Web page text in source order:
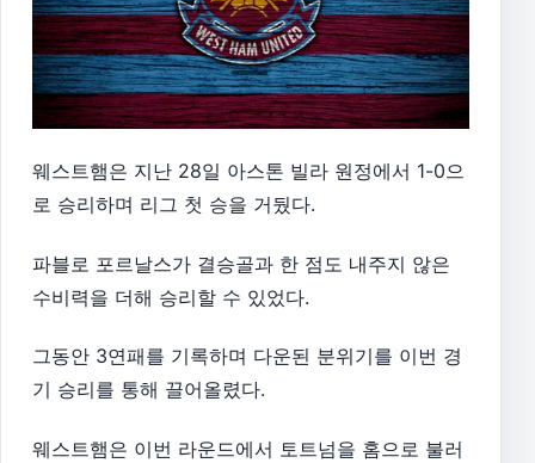
웨스트햄은 지난 28일 아스톤 빌라 원정에서 1-0으
로 승리하며 리그 첫 승을 거뒀다.
파블로 포르날스가 결승골과 한 점도 내주지 않은
수비력을 더해 승리할 수 있었다.
그동안 3연패를 기록하며 다운된 분위기를 이번 경
기 승리를 통해 끌어올렸다.
웨스트햄은 이번 라운드에서 토트넘을 홈으로 불러